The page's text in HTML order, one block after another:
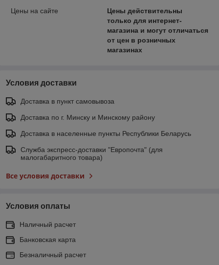
Цены на сайте
Цены действительны
только для интернет-
магазина и могут отличаться
от цен в розничных
магазинах
Условия доставки
Доставка в пункт самовывоза
Доставка по г. Минску и Минскому району
Доставка в населенные пункты Республики Беларусь
Служба экспресс-доставки "Европочта" (для
малогабаритного товара)
Все условия доставки
Условия оплаты
Наличный расчет
Банковская карта
Безналичный расчет